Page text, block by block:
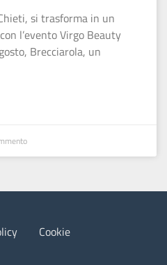
si trasforma in un
l’evento Virgo Beauty
Brecciarola, un
Cookie